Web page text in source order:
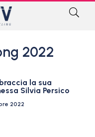
2022
la sua
Silvia Persico
2022